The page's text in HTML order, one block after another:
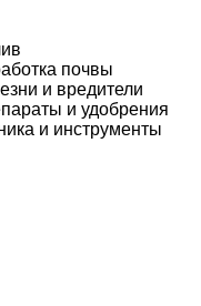
почвы
и вредители
и удобрения
и инструменты